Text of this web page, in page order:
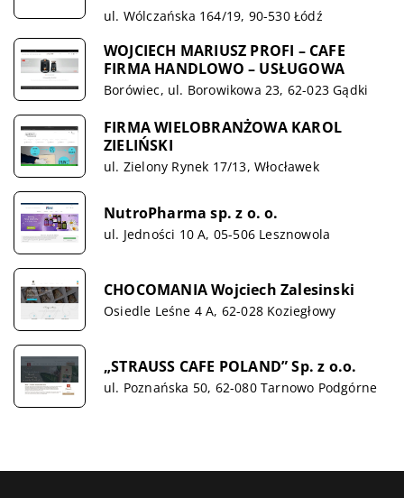
ul. Wólczańska 164/19, 90-530 Łódź
WOJCIECH MARIUSZ PROFI – CAFE
FIRMA HANDLOWO – USŁUGOWA
Borówiec, ul. Borowikowa 23, 62-023 Gądki
FIRMA WIELOBRANŻOWA KAROL
ZIELIŃSKI
ul. Zielony Rynek 17/13, Włocławek
NutroPharma sp. z o. o.
ul. Jedności 10 A, 05-506 Lesznowola
CHOCOMANIA Wojciech Zalesinski
Osiedle Leśne 4 A, 62-028 Koziegłowy
„STRAUSS CAFE POLAND” Sp. z o.o.
ul. Poznańska 50, 62-080 Tarnowo Podgórne